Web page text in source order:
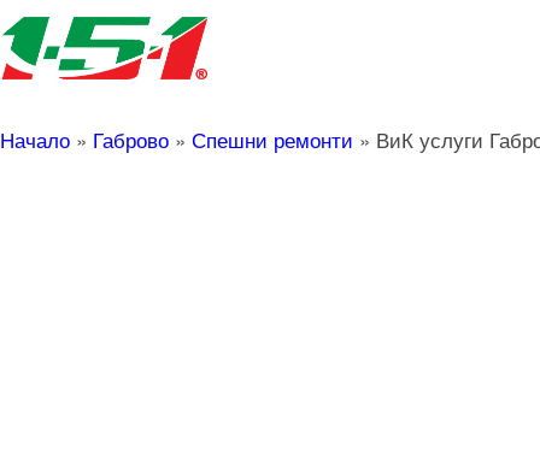
Начало » Габрово » Спешни ремонти » ВиК услуги